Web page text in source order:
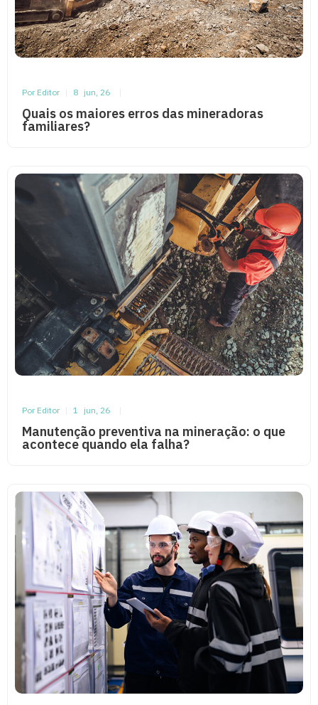
Quais os maiores erros das mineradoras
familiares?
Por Editor | 8 jun, 26 |
Manutenção preventiva na mineração: o que
acontece quando ela falha?
Por Editor | 1 jun, 26 |